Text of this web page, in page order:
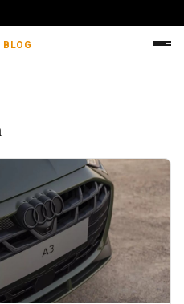
BLOG